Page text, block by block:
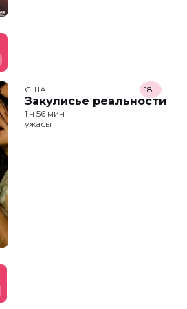
США
Закулисье реальности
18+
1 ч 56 мин
ужасы